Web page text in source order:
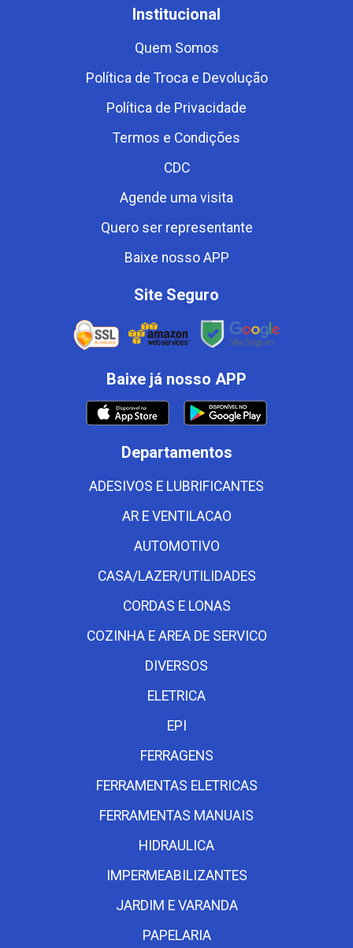
Institucional
Quem Somos
Política de Troca e Devolução
Política de Privacidade
Termos e Condições
CDC
Agende uma visita
Quero ser representante
Baixe nosso APP
Site Seguro
Baixe já nosso APP
Departamentos
ADESIVOS E LUBRIFICANTES
AR E VENTILACAO
AUTOMOTIVO
CASA/LAZER/UTILIDADES
CORDAS E LONAS
COZINHA E AREA DE SERVICO
DIVERSOS
ELETRICA
EPI
FERRAGENS
FERRAMENTAS ELETRICAS
FERRAMENTAS MANUAIS
HIDRAULICA
IMPERMEABILIZANTES
JARDIM E VARANDA
PAPELARIA